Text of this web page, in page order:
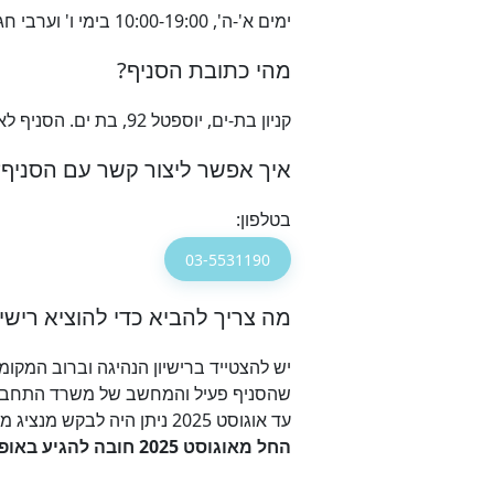
ימים א'-ה', 10:00-19:00 בימי ו' וערבי חג 10:00-14:00
מהי כתובת הסניף?
קניון בת-ים, יוספטל 92, בת ים. הסניף לא מנפיק רישיונות נהיגה מיולי 2022. קומה אמצעית צמוד למשביר לצרכן.
איך אפשר ליצור קשר עם
בטלפון:
03-5531190
מה צריך להביא כדי להוציא
שהסניף פעיל והמחשב של משרד
עד אוגוסט 2025 ניתן היה לבקש מנציג מטעמך להגיע ולהוציא את הרשיון בעבורך בצירוף
החל מאוגוסט 2025 חובה להגיע באופן אישי לסניף, לצורך צילום הנהג ועדכון התמונה במשרד התחבורה ולא ניתן לשלוח מיופה כח.